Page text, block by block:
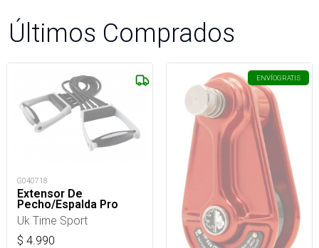
Últimos Comprados
G040718
Extensor De
Pecho/Espalda Pro
Uk Time Sport
$ 4.990
ENVÍOGRATIS